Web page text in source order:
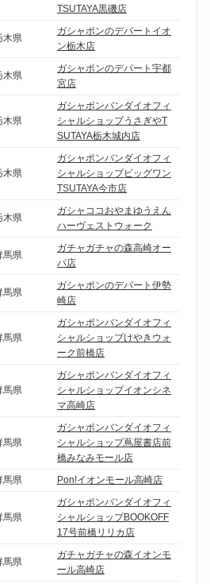
TSUTAYA黒磯店
木県
ガシャポンのデパートイオ
ン栃木店
木県
ガシャポンのデパート宇都
宮店
木県
ガシャポンバンダイオフィ
シャルショップうさぎやT
SUTAYA栃木城内店
木県
ガシャポンバンダイオフィ
シャルショップビッグワン
TSUTAYA今市店
木県
ガシャココおやまゆうえん
ハーヴェストウォーク
馬県
ガチャガチャの森高崎オー
パ店
馬県
ガシャポンのデパート伊勢
崎店
馬県
ガシャポンバンダイオフィ
シャルショップけやきウォ
ーク前橋店
馬県
ガシャポンバンダイオフィ
シャルショップイオンシネ
マ高崎店
馬県
ガシャポンバンダイオフィ
シャルショップ蔦屋書店前
橋みなみモール店
馬県 Pon!イオンモール高崎店
馬県
ガシャポンバンダイオフィ
シャルショップBOOKOFF
17号前橋リリカ店
馬県
ガチャガチャの森イオンモ
ール高崎店